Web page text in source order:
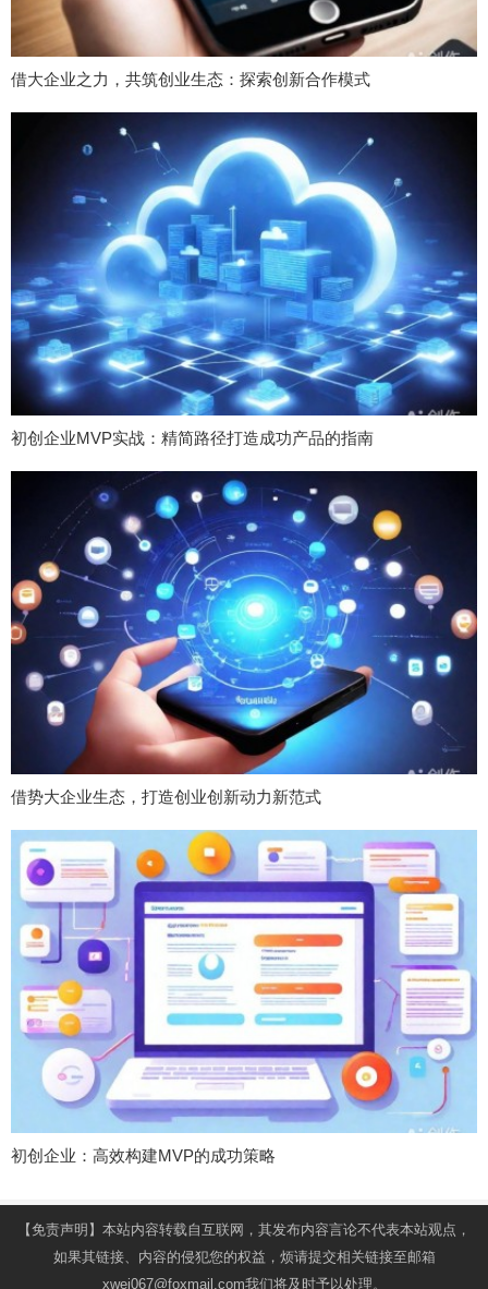
借大企业之力，共筑创业生态：探索创新合作模式
初创企业MVP实战：精简路径打造成功产品的指南
借势大企业生态，打造创业创新动力新范式
初创企业：高效构建MVP的成功策略
【免责声明】本站内容转载自互联网，其发布内容言论不代表本站观点，
如果其链接、内容的侵犯您的权益，烦请提交相关链接至邮箱
xwei067@foxmail.com我们将及时予以处理。